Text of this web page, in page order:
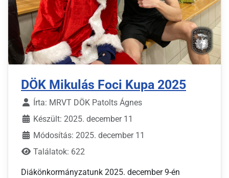
DÖK Mikulás Foci Kupa 2025
Írta: MRVT DÖK Patolts Ágnes
Készült: 2025. december 11
Módosítás: 2025. december 11
Találatok: 622
Diákönkormányzatunk 2025. december 9-én